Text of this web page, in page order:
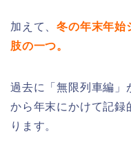
加えて、冬の年末年始
肢の一つ。
過去に「無限列車編」
から年末にかけて記録
ります。